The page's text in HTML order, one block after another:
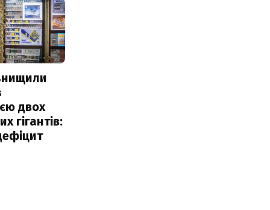
двох
гігантів: